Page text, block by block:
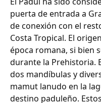
puerta de entrada a
de conexión con el
Costa Tropical. El
época romana, si bien
durante la Prehistoria.
dos mandíbulas y
mamut lanudo en la
destino paduleño.